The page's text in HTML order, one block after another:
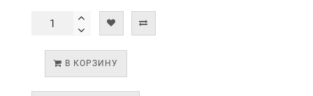
В КОРЗИНУ